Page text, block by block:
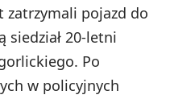
zatrzymali pojazd do
siedział 20-letni
Po
w policyjnych